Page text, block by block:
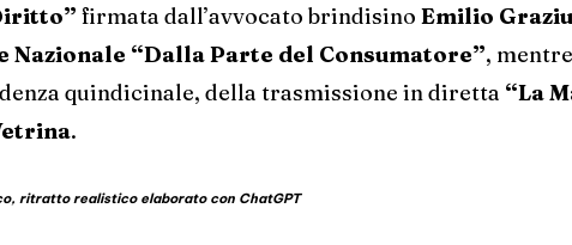
firmata dall’avvocato brindisino Emilio
Nazionale “Dalla Parte del Consumatore”,
quindicinale, della trasmissione in diretta “La
.
ritratto realistico elaborato con ChatGPT